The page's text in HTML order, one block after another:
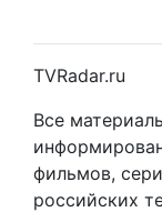
TVRadar.ru
Все
фильмов,
российских